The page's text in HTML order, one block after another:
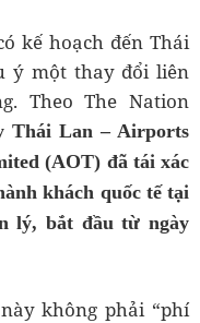
kế hoạch đến Thái
ý một thay đổi liên
Theo The Nation
Thái Lan – Airports
(AOT) đã tái xác
khách quốc tế tại
lý, bắt đầu từ ngày
không phải “phí